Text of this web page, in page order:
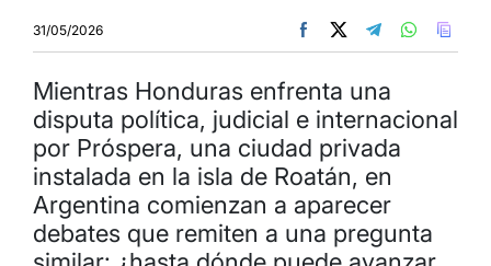
31/05/2026
Mientras Honduras enfrenta una
disputa política, judicial e internacional
por Próspera, una ciudad privada
instalada en la isla de Roatán, en
Argentina comienzan a aparecer
debates que remiten a una pregunta